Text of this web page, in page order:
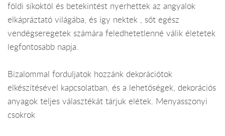
földi síkoktól és betekintést nyerhettek az angyalok
elkápráztató világába, és így nektek , sőt egész
vendégseregetek számára feledhetetlenné válik életetek
legfontosabb napja.
Bizalommal forduljatok hozzánk dekorációtok
elkészítésével kapcsolatban, és a lehetőségek, dekorációs
anyagok teljes választékát tárjuk elétek. Menyasszonyi
csokrok